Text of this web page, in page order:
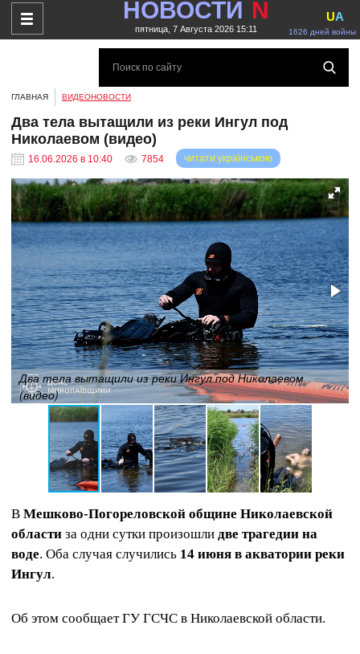
НОВОСТИ N
пятница, 7 Августа 2026 15:11 1626 дней войны
UA
ГЛАВНАЯ ВИДЕОНОВОСТИ
Два тела вытащили из реки Ингул под
Николаевом (видео)
16.06.2026 в 10:40 7854 читати українською
Два тела вытащили из реки Ингул под Николаевом
(видео)
В Мешково-Погореловской общине Николаевской
области за одни сутки произошли две трагедии на
воде. Оба случая случились 14 июня в акватории реки
Ингул.
Об этом сообщает ГУ ГСЧС в Николаевской области.